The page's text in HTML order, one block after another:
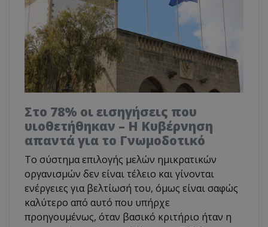
Στο 78% οι εισηγήσεις που
υιοθετήθηκαν – Η Κυβέρνηση
απαντά για το Γνωμοδοτικό
Το σύστημα επιλογής μελών ημικρατικών
οργανισμών δεν είναι τέλειο και γίνονται
ενέργειες για βελτίωσή του, όμως είναι σαφώς
καλύτερο από αυτό που υπήρχε
προηγουμένως, όταν βασικό κριτήριο ήταν η